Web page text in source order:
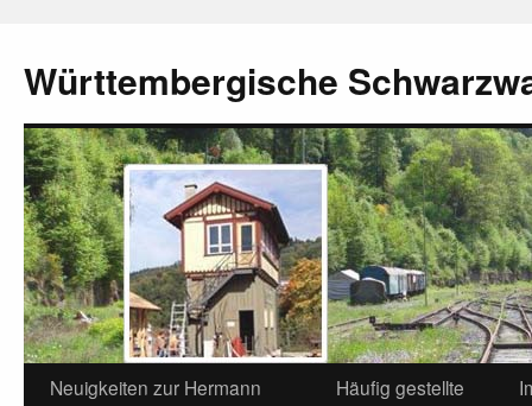
Württembergische
Neuigkeiten zur Hermann
Häufig gestellte